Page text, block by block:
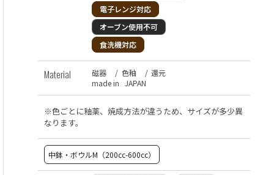
電子レンジ対応
オーブン使用不可
食洗機対応
Material 磁器 / 色釉 / 還元
made in JAPAN
※色ごとに釉薬、焼成方法が違うため、サイズが多少異
なります。
中鉢・ボウルM（200cc-600cc）